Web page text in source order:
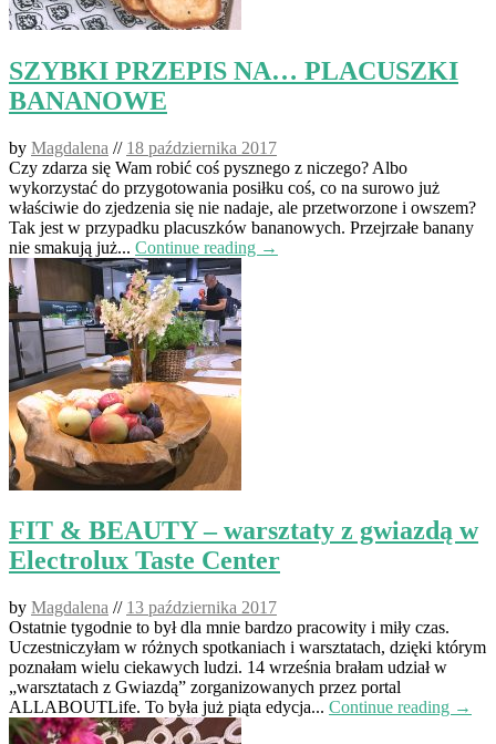
SZYBKI PRZEPIS NA… PLACUSZKI
BANANOWE
by Magdalena // 18 października 2017
Czy zdarza się Wam robić coś pysznego z niczego? Albo
wykorzystać do przygotowania posiłku coś, co na surowo już
właściwie do zjedzenia się nie nadaje, ale przetworzone i owszem?
Tak jest w przypadku placuszków bananowych. Przejrzałe banany
nie smakują już... Continue reading →
FIT & BEAUTY – warsztaty z gwiazdą w
Electrolux Taste Center
by Magdalena // 13 października 2017
Ostatnie tygodnie to był dla mnie bardzo pracowity i miły czas.
Uczestniczyłam w różnych spotkaniach i warsztatach, dzięki którym
poznałam wielu ciekawych ludzi. 14 września brałam udział w
„warsztatach z Gwiazdą” zorganizowanych przez portal
ALLABOUTLife. To była już piąta edycja... Continue reading →